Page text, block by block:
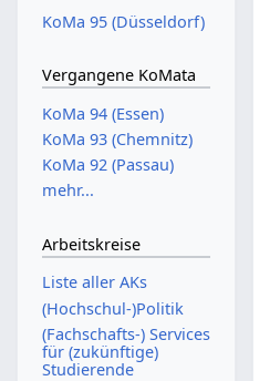
KoMa 95 (Düsseldorf)
Vergangene KoMata
KoMa 94 (Essen)
KoMa 93 (Chemnitz)
KoMa 92 (Passau)
mehr...
Arbeitskreise
Liste aller AKs
(Hochschul-)Politik
(Fachschafts-) Services
für (zukünftige)
Studierende